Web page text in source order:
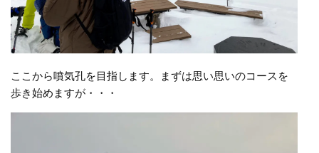
ここから噴気孔を目指します。まずは思い思いのコースを
歩き始めますが・・・